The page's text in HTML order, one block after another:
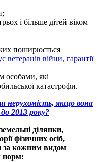
і більше дітей віком
поширюється
війни, гарантії
особами, які
катастрофи.
нерухомість, якщо вона
2013 року?
ділянки,
фізичних осіб,
за кожним видом
норм: